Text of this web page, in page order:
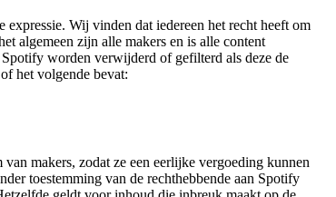
Wij vinden dat iedereen het recht heeft om
algemeen zijn alle makers en is alle content
worden verwijderd of gefilterd als deze de
het volgende bevat:
makers, zodat ze een eerlijke vergoeding kunnen
toestemming van de rechthebbende aan Spotify